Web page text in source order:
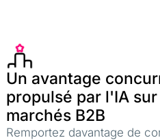
Un avantage
propulsé par l'IA
marchés B2B
Remportez davantage de